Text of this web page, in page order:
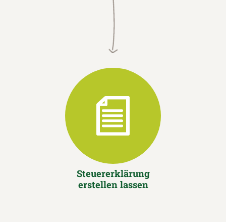
Steuererklärung
erstellen lassen